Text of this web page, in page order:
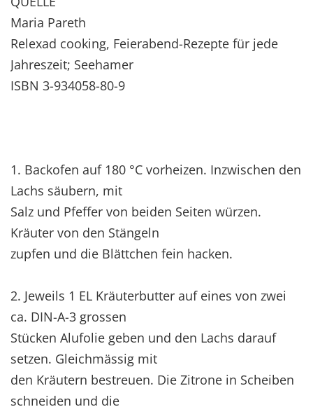
Maria Pareth
Relexad cooking, Feierabend-Rezepte für jede
Jahreszeit; Seehamer
ISBN 3-934058-80-9
1. Backofen auf 180 °C vorheizen. Inzwischen den
Lachs säubern, mit
Salz und Pfeffer von beiden Seiten würzen.
Kräuter von den Stängeln
zupfen und die Blättchen fein hacken.
2. Jeweils 1 EL Kräuterbutter auf eines von zwei
ca. DIN-A-3 grossen
Stücken Alufolie geben und den Lachs darauf
setzen. Gleichmässig mit
den Kräutern bestreuen. Die Zitrone in Scheiben
schneiden und die